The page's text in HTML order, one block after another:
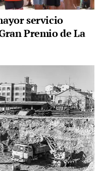
servicio
Premio de La